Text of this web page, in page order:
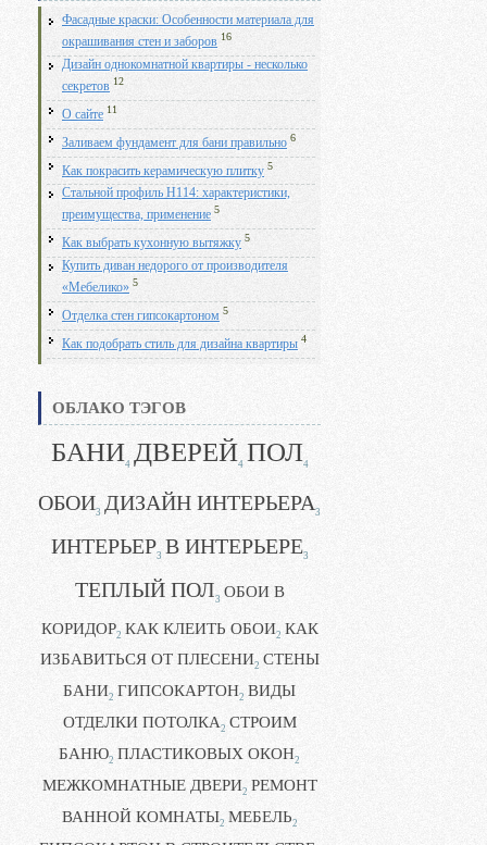
Фасадные краски: Особенности материала для
окрашивания стен и заборов 16
Дизайн однокомнатной квартиры - несколько
секретов 12
О сайте 11
Заливаем фундамент для бани правильно 6
Как покрасить керамическую плитку 5
Стальной профиль Н114: характеристики,
преимущества, применение 5
Как выбрать кухонную вытяжку 5
Купить диван недорого от производителя
«Мебелико» 5
Отделка стен гипсокартоном 5
Как подобрать стиль для дизайна квартиры 4
ОБЛАКО ТЭГОВ
БАНИ4 ДВЕРЕЙ4 ПОЛ4
ОБОИ3 ДИЗАЙН ИНТЕРЬЕРА3
ИНТЕРЬЕР3 В ИНТЕРЬЕРЕ3
ТЕПЛЫЙ ПОЛ3 ОБОИ В
КОРИДОР2 КАК КЛЕИТЬ ОБОИ2 КАК
ИЗБАВИТЬСЯ ОТ ПЛЕСЕНИ2 СТЕНЫ
БАНИ2 ГИПСОКАРТОН2 ВИДЫ
ОТДЕЛКИ ПОТОЛКА2 СТРОИМ
БАНЮ2 ПЛАСТИКОВЫХ ОКОН2
МЕЖКОМНАТНЫЕ ДВЕРИ2 РЕМОНТ
ВАННОЙ КОМНАТЫ2 МЕБЕЛЬ2